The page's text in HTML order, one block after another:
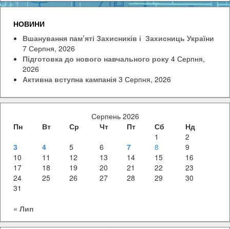
НОВИНИ
Вшанування пам’яті Захисників і Захисниць України
7 Серпня, 2026
Підготовка до нового навчального року 4 Серпня,
2026
Активна вступна кампанія 3 Серпня, 2026
Серпень 2026
Пн
Вт Ср Чт Пт Сб
Нд
1
2
3
4 5 6 7 8
9
10
11 12 13 14 15
16
17
18 19 20 21 22
23
24
25 26 27 28 29
30
31
« Лип